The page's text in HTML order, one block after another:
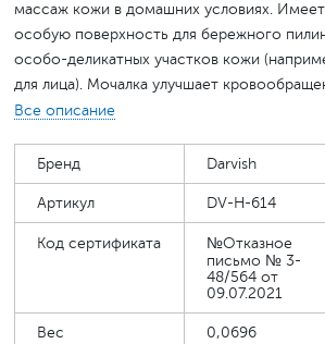
массаж кожи в домашних условиях. Имеет
особую поверхность для бережного
особо-деликатных участков кожи
для лица). Мочалка улучшает
кожных покровов, бережно удаляет
из вискозы, а, значит, не вызывает
идеально очищает, обеспечивает пиллинг-
эффект, но при этом не травмирует кожу.
Мочалка-варежка обеспечивает отличное
вспенивание и быстро сохнет. Благодаря
многониточному плетению, долго служит.
Удобно сидит на руке во время
использования. Размер варежки -
Все описание
Бренд Darvish
Артикул DV-H-614
Код сертификата
№Отказное
письмо № 3-
48/564 от
09.07.2021
Вес 0,0696